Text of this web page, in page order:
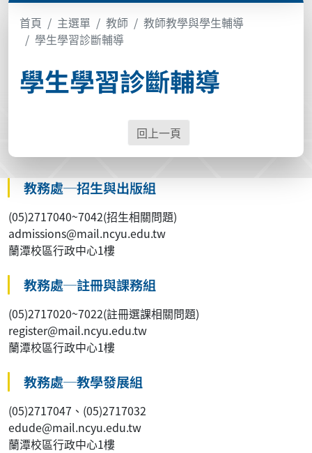
首頁 主選單 教師
教師教學與學生輔導
學生學習診斷輔導
學生學習診斷輔導
回上一頁
教務處─招生與出版組
(05)2717040~7042(招生相關問題)
admissions@mail.ncyu.edu.tw
蘭潭校區行政中心1樓
教務處─註冊與課務組
(05)2717020~7022(註冊選課相關問題)
register@mail.ncyu.edu.tw
蘭潭校區行政中心1樓
教務處─教學發展組
(05)2717047、(05)2717032
edude@mail.ncyu.edu.tw
蘭潭校區行政中心1樓